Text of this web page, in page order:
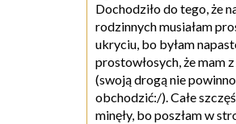
Dochodziło do tego, że
rodzinnych musiałam
ukryciu, bo byłam
prostowłosych, że mam
(swoją drogą nie
obchodzić:/). Całe
minęły, bo poszłam w